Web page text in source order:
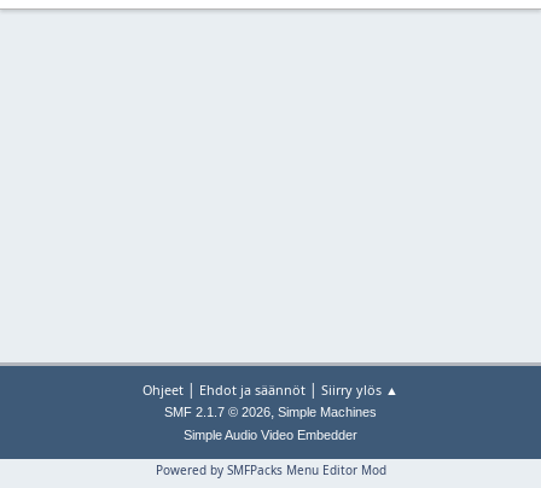
Ohjeet | Ehdot ja säännöt | Siirry ylös ▲
SMF 2.1.7 © 2026, Simple Machines
Simple Audio Video Embedder
Powered by SMFPacks Menu Editor Mod